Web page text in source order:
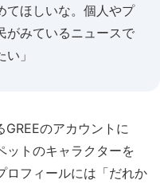
てほしいな。個人やプ
がみているニュースで
」
のアカウントに
ットのキャラクターを
ロフィールには「だれか